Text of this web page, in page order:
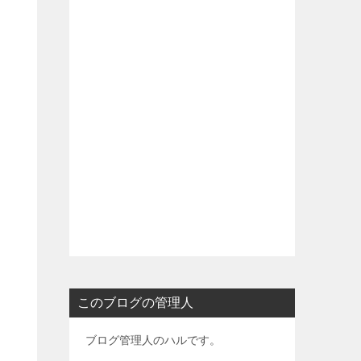
このブログの管理人
ブログ管理人のハルです。